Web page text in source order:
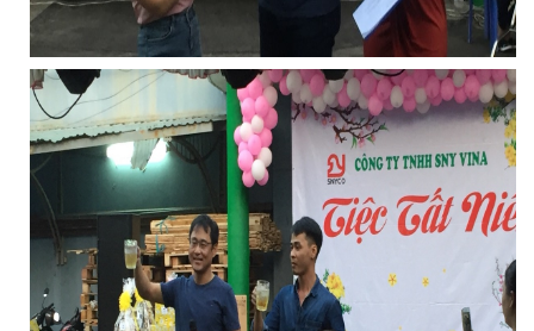
LƯỚI CHẮN CÔN TRÙNG